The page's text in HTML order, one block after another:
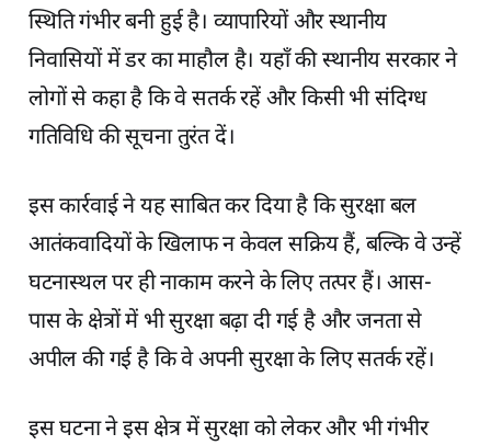
स्थिति गंभीर बनी हुई है। व्यापारियों और स्थानीय
निवासियों में डर का माहौल है। यहाँ की स्थानीय सरकार ने
लोगों से कहा है कि वे सतर्क रहें और किसी भी संदिग्ध
गतिविधि की सूचना तुरंत दें।
इस कार्रवाई ने यह साबित कर दिया है कि सुरक्षा बल
आतंकवादियों के खिलाफ न केवल सक्रिय हैं, बल्कि वे उन्हें
घटनास्थल पर ही नाकाम करने के लिए तत्पर हैं। आस-
पास के क्षेत्रों में भी सुरक्षा बढ़ा दी गई है और जनता से
अपील की गई है कि वे अपनी सुरक्षा के लिए सतर्क रहें।
इस घटना ने इस क्षेत्र में सुरक्षा को लेकर और भी गंभीर